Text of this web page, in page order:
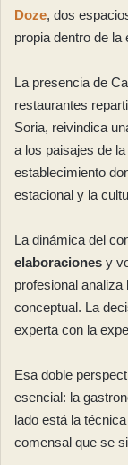
Doze, dos
propia dentro de
La presencia de
restaurantes
Soria, reivindica
a los paisajes de
establecimiento
estacional y la
La dinámica del
elaboraciones y
profesional
conceptual. La
experta con la
Esa doble
esencial: la
lado está la
comensal que se